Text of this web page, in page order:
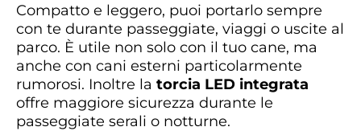
Compatto e leggero, puoi portarlo sempre
con te durante passeggiate, viaggi o uscite al
parco. È utile non solo con il tuo cane, ma
anche con cani esterni particolarmente
rumorosi. Inoltre la torcia LED integrata
offre maggiore sicurezza durante le
passeggiate serali o notturne.